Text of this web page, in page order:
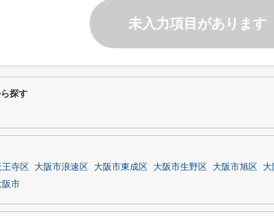
未入力項目があります
探す
寺区 大阪市浪速区 大阪市東成区 大阪市生野区 大阪市旭区 大
阪市